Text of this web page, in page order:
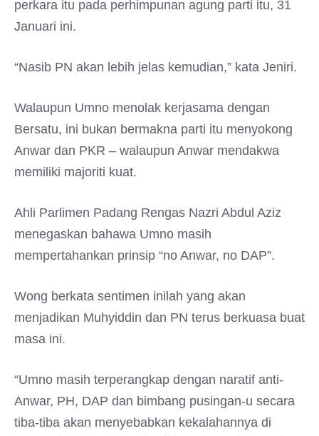
perkara itu pada perhimpunan agung parti itu, 31
Januari ini.
“Nasib PN akan lebih jelas kemudian,” kata Jeniri.
Walaupun Umno menolak kerjasama dengan
Bersatu, ini bukan bermakna parti itu menyokong
Anwar dan PKR – walaupun Anwar mendakwa
memiliki majoriti kuat.
Ahli Parlimen Padang Rengas Nazri Abdul Aziz
menegaskan bahawa Umno masih
mempertahankan prinsip “no Anwar, no DAP”.
Wong berkata sentimen inilah yang akan
menjadikan Muhyiddin dan PN terus berkuasa buat
masa ini.
“Umno masih terperangkap dengan naratif anti-
Anwar, PH, DAP dan bimbang pusingan-u secara
tiba-tiba akan menyebabkan kekalahannya di